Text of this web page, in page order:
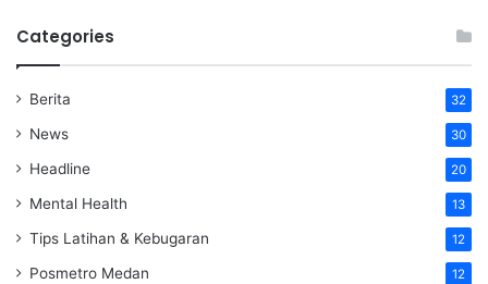
Categories
Berita 32
News 30
Headline 20
Mental Health 13
Tips Latihan & Kebugaran 12
Posmetro Medan 12